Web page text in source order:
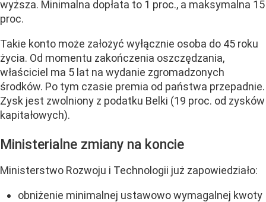
wyższa. Minimalna dopłata to 1 proc., a maksymalna 15
proc.
Takie konto może założyć wyłącznie osoba do 45 roku
życia. Od momentu zakończenia oszczędzania,
właściciel ma 5 lat na wydanie zgromadzonych
środków. Po tym czasie premia od państwa przepadnie.
Zysk jest zwolniony z podatku Belki (19 proc. od zysków
kapitałowych).
Ministerialne zmiany na koncie
Ministerstwo Rozwoju i Technologii już zapowiedziało:
obniżenie minimalnej ustawowo wymagalnej kwoty